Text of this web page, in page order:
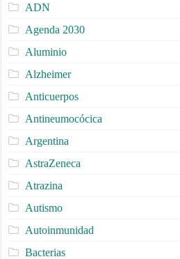
ADN
Agenda 2030
Aluminio
Alzheimer
Anticuerpos
Antineumocócica
Argentina
AstraZeneca
Atrazina
Autismo
Autoinmunidad
Bacterias